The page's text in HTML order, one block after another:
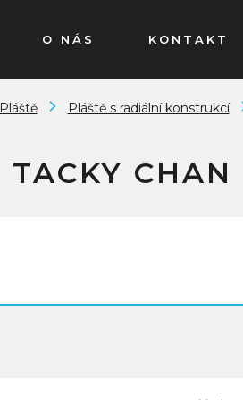
O NÁS KONTAKT
Pláště Pláště s radiální konstrukcí
TACKY CHAN